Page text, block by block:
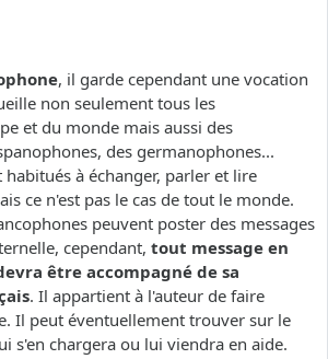
, il garde cependant une vocation
non seulement tous les
et du monde mais aussi des
des germanophones...
à échanger, parler et lire
ce n'est pas le cas de tout le monde.
peuvent poster des messages
cependant, tout message en
être accompagné de sa
. Il appartient à l'auteur de faire
Il peut éventuellement trouver sur le
s'en chargera ou lui viendra en aide.